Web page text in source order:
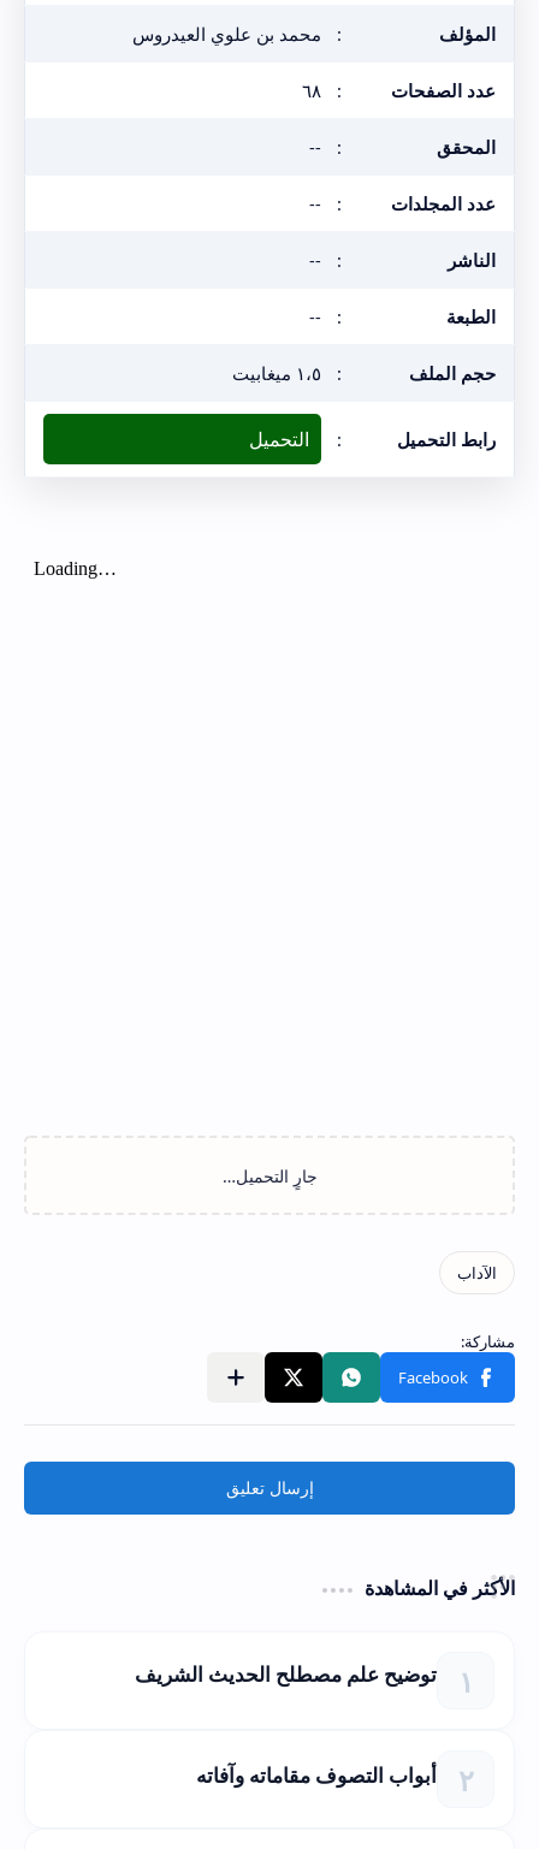
المؤلف : محمد بن علوي العيدروس
عدد الصفحات : ٦٨
المحقق :
--
عدد المجلدات :
--
الناشر :
--
الطبعة :
--
حجم الملف : ١،٥ ميغابيت
رابط التحميل : التحميل
إرسال تعليق
الأكثر في المشاهدة
توضيح علم مصطلح الحديث الشريف
أبواب التصوف مقاماته وآفاته